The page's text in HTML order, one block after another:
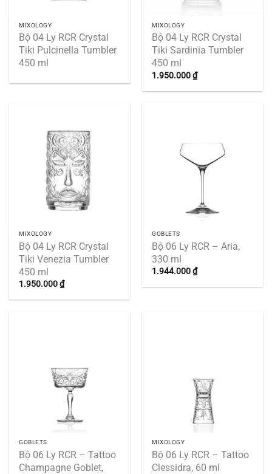
MIXOLOGY
Bộ 04 Ly RCR Crystal
Tiki Pulcinella Tumbler
450 ml
MIXOLOGY
Bộ 04 Ly RCR Crystal
Tiki Sardinia Tumbler
450 ml
1.950.000₫
MIXOLOGY
Bộ 04 Ly RCR Crystal
Tiki Venezia Tumbler
450 ml
1.950.000₫
GOBLETS
Bộ 06 Ly RCR – Aria,
330 ml
1.944.000₫
GOBLETS
Bộ 06 Ly RCR – Tattoo
Champagne Goblet,
MIXOLOGY
Bộ 06 Ly RCR – Tattoo
Clessidra, 60 ml